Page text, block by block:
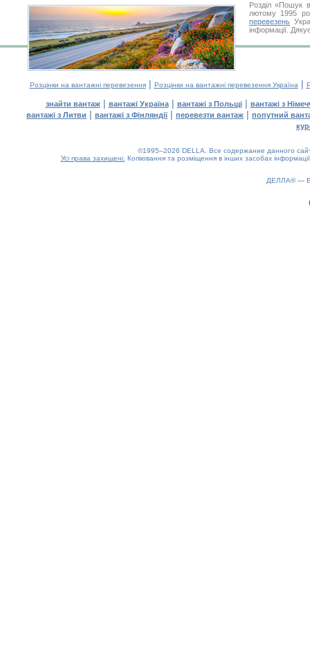
Розділ «Пошук
лютому 1995
перевезень
інформації.
Розцінки на вантажні перевезення| Розцінки на вантажні перевезення Україна |
знайти вантаж| вантажі Україна| вантажі з Польщі| вантажі з
вантажі з Литви | вантажі з Фінляндії| перевезти вантаж | попутний
©1995–2026 DELLA. Все содержание данного
Усі права захищені. Копіювання та розміщення в інших засобах
ДЕЛЛА® —